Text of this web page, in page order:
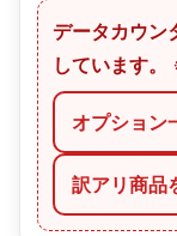
データカウン
しています。
オプション
訳アリ商品